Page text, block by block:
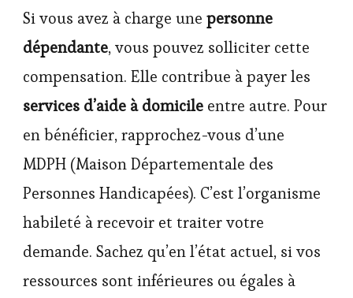
Si vous avez à charge une personne
dépendante, vous pouvez solliciter cette
compensation. Elle contribue à payer les
services d’aide à domicile entre autre. Pour
en bénéficier, rapprochez-vous d’une
MDPH (Maison Départementale des
Personnes Handicapées). C’est l’organisme
habileté à recevoir et traiter votre
demande. Sachez qu’en l’état actuel, si vos
ressources sont inférieures ou égales à